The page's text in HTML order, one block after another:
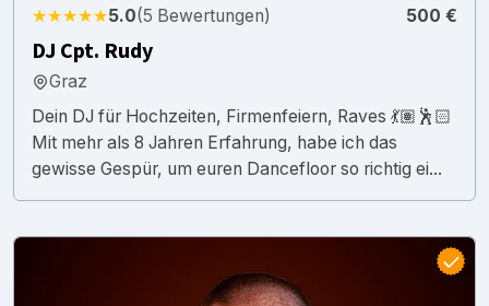
★★★★★5.0(5 Bewertungen) 500 €
DJ Cpt. Rudy
Graz
Dein DJ für Hochzeiten, Firmenfeiern, Raves 💃🏽🕺🏻
Mit mehr als 8 Jahren Erfahrung, habe ich das
gewisse Gespür, um euren Dancefloor so richtig ei...